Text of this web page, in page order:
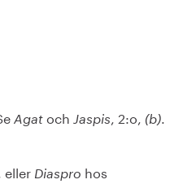
Agat och Jaspis, 2:o, (b).
eller Diaspro hos